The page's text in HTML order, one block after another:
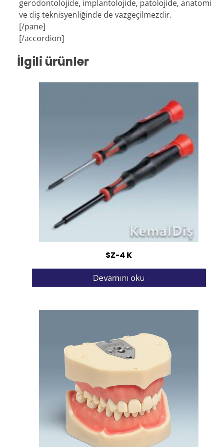
gerodontolojide, implantolojide, patolojide, anatomi
ve diş teknisyenliğinde de vazgeçilmezdir.
[/pane]
[/accordion]
İlgili ürünler
SZ-4 K
Devamını oku